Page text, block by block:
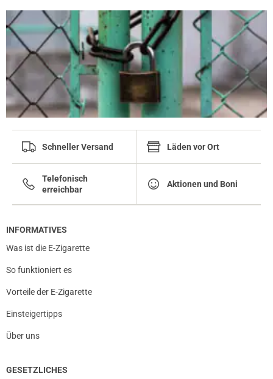
Schneller Versand Läden vor Ort
Telefonisch
erreichbar
Aktionen und Boni
INFORMATIVES
Was ist die E-Zigarette
So funktioniert es
Vorteile der E-Zigarette
Einsteigertipps
Über uns
GESETZLICHES